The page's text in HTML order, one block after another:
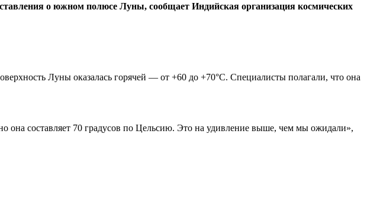
о южном полюсе Луны, сообщает Индийская организация космических
Луны оказалась горячей — от +60 до +70°C. Специалисты полагали, что она
она составляет 70 градусов по Цельсию. Это на удивление выше, чем мы ожидали»,